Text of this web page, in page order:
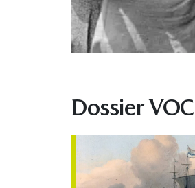
Dossier VOC